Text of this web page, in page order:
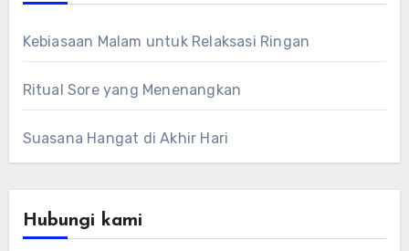
Kebiasaan Malam untuk Relaksasi Ringan
Ritual Sore yang Menenangkan
Suasana Hangat di Akhir Hari
Hubungi kami